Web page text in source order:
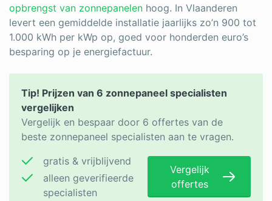
opbrengst van zonnepanelen hoog. In Vlaanderen
levert een gemiddelde installatie jaarlijks zo’n 900 tot
1.000 kWh per kWp op, goed voor honderden euro’s
besparing op je energiefactuur.
Tip! Prijzen van 6 zonnepaneel specialisten
vergelijken
Vergelijk en bespaar door 6 offertes van de
beste zonnepaneel specialisten aan te vragen.
gratis & vrijblijvend
alleen geverifieerde
specialisten
Vergelijk
offertes